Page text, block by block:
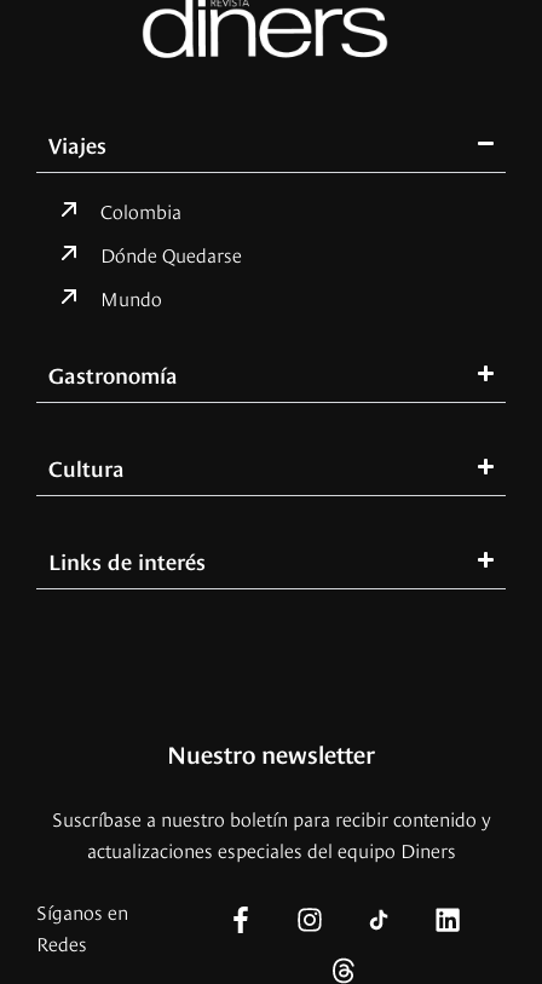
Viajes
Colombia
Dónde Quedarse
Mundo
Gastronomía
Cultura
Links de interés
Nuestro newsletter
Suscríbase a nuestro boletín para recibir contenido y
actualizaciones especiales del equipo Diners
Síganos en
Redes